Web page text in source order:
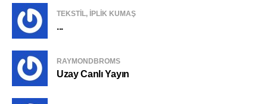
TEKSTIL, IPLIK KUMAŞ
...
RAYMONDBROMS
Uzay Canlı Yayın